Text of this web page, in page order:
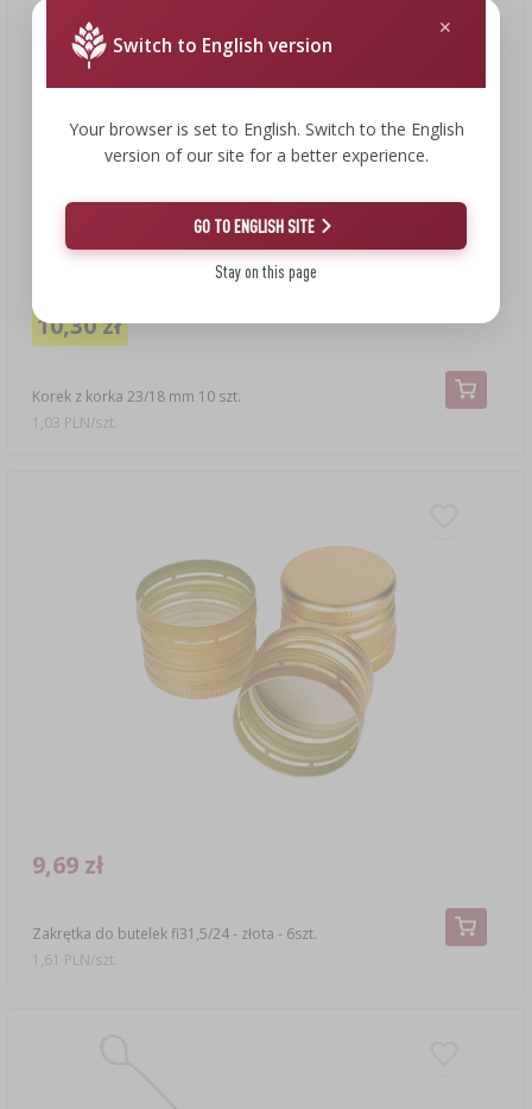
Korek z korka 23/18 mm 10 szt.
10,30 zł
1,03 PLN/szt.
Zakrętka do butelek fi31,5/24 - złota - 6szt.
9,69 zł
1,61 PLN/szt.
Switch to English version
Your browser is set to English. Switch to the English
version of our site for a better experience.
GO TO ENGLISH SITE
Stay on this page